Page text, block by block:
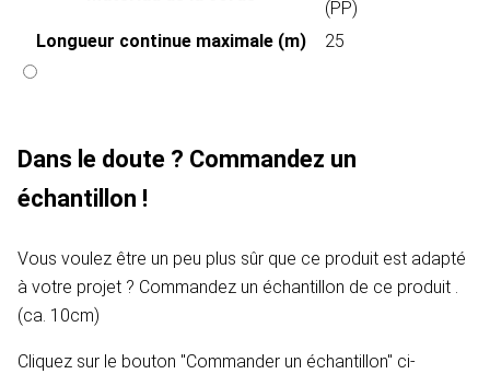
(PP)
Longueur continue maximale (m)
25
Dans le doute ? Commandez un
échantillon !
Vous voulez être un peu plus sûr que ce produit est adapté
à votre projet ? Commandez un échantillon de ce produit .
(ca. 10cm)
Cliquez sur le bouton "Commander un échantillon" ci-